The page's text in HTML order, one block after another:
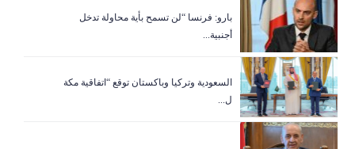
بارو: فرنسا “لن تسمح بأية محاولة تدخل
أجنبية...
السعودية وتركيا وباكستان توقع “اتفاقية مكة
ل...